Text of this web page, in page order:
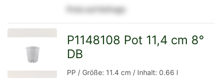
Preis auf Anfrage
P1148108 Pot 11,4 cm 8°
DB
PP / Größe: 11.4 cm / Inhalt: 0.66 l